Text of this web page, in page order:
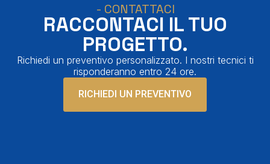
- CONTATTACI
RACCONTACI IL TUO
PROGETTO.
Richiedi un preventivo personalizzato. I nostri tecnici ti
risponderanno entro 24 ore.
RICHIEDI UN PREVENTIVO